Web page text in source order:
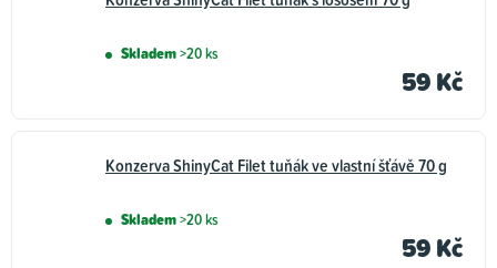
Skladem>20 ks
59 Kč
Konzerva ShinyCat Filet tuňák ve vlastní šťávě 70 g
Skladem>20 ks
59 Kč